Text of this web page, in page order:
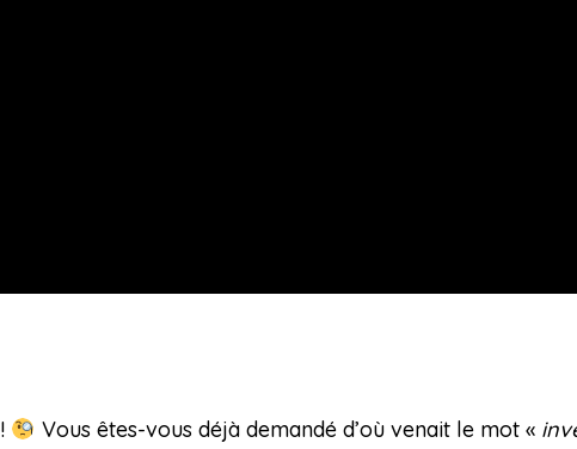
Vous êtes-vous déjà demandé d’où venait le mot «